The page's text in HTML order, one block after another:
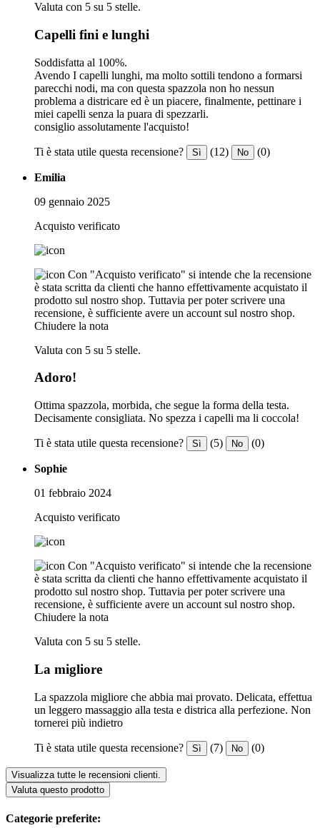
Valuta con 5 su 5 stelle.
Capelli fini e lunghi
Soddisfatta al 100%.
Avendo I capelli lunghi, ma molto sottili tendono a formarsi
parecchi nodi, ma con questa spazzola non ho nessun
problema a districare ed è un piacere, finalmente, pettinare i
miei capelli senza la puara di spezzarli.
consiglio assolutamente l'acquisto!
Ti è stata utile questa recensione? Sì (12) No (0)
Emilia
09 gennaio 2025
Acquisto verificato
Con "Acquisto verificato" si intende che la recensione
è stata scritta da clienti che hanno effettivamente acquistato il
prodotto sul nostro shop. Tuttavia per poter scrivere una
recensione, è sufficiente avere un account sul nostro shop.
Chiudere la nota
Valuta con 5 su 5 stelle.
Adoro!
Ottima spazzola, morbida, che segue la forma della testa.
Decisamente consigliata. No spezza i capelli ma li coccola!
Ti è stata utile questa recensione? Sì (5) No (0)
Sophie
01 febbraio 2024
Acquisto verificato
Con "Acquisto verificato" si intende che la recensione
è stata scritta da clienti che hanno effettivamente acquistato il
prodotto sul nostro shop. Tuttavia per poter scrivere una
recensione, è sufficiente avere un account sul nostro shop.
Chiudere la nota
Valuta con 5 su 5 stelle.
La migliore
La spazzola migliore che abbia mai provato. Delicata, effettua
un leggero massaggio alla testa e districa alla perfezione. Non
tornerei più indietro
Ti è stata utile questa recensione? Sì (7) No (0)
Visualizza tutte le recensioni clienti.
Valuta questo prodotto
Categorie preferite: